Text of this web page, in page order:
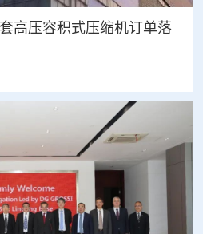
高压容积式压缩机订单落